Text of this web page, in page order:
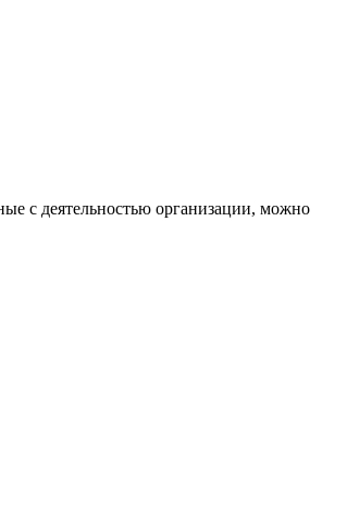
с деятельностью организации, можно